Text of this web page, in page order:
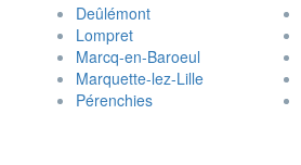
Deûlémont
Lompret
Marcq-en-Baroeul
Marquette-lez-Lille
Pérenchies